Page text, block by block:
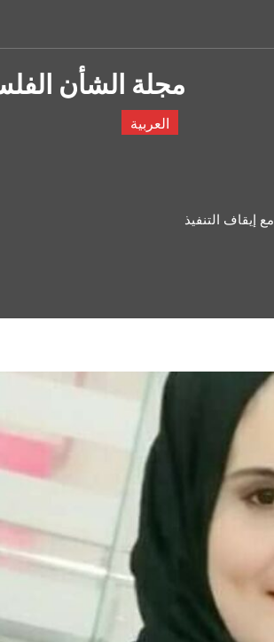
مجلة الشأن
العربية
إيقاف التنفيذ